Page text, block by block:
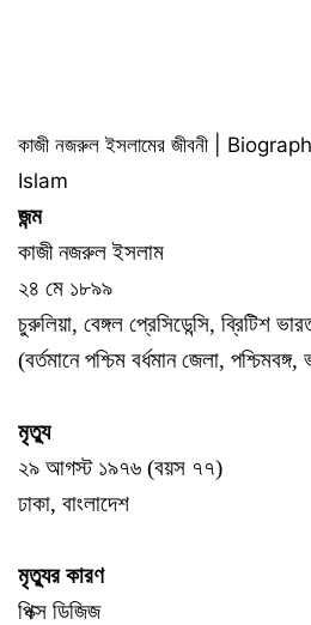
কাজী নজরুল ইসলামের জীবনী |
Islam
জন্ম
কাজী নজরুল ইসলাম
২৪ মে ১৮৯৯
চুরুলিয়া, বেঙ্গল প্রেসিডেন্সি, ব্রিটিশ
(বর্তমানে পশ্চিম বর্ধমান জেলা,
মৃত্যু
২৯ আগস্ট ১৯৭৬ (বয়স ৭৭)
ঢাকা, বাংলাদেশ
মৃত্যুর কারণ
পিক্স ডিজিজ